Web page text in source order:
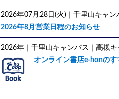
2026年07月28日(火)｜千里山キャン
2026年8月営業日程のお知らせ
2026年｜千里山キャンパス｜高槻キ
オンライン書店e-honのす